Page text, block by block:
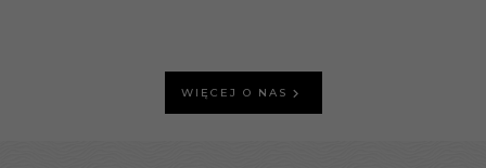
WIĘCEJ O NAS